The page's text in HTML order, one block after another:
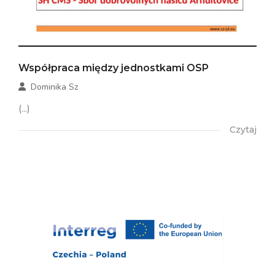
Współpraca między jednostkami OSP
Dominika Sz
(...)
Czytaj